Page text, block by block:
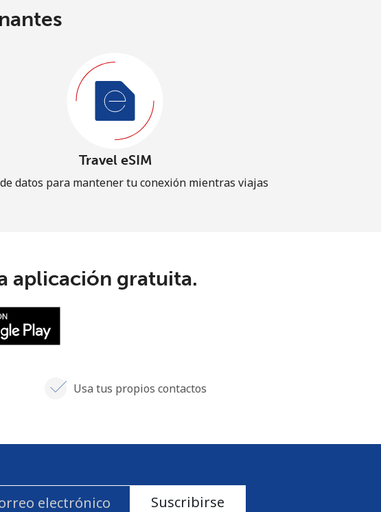
Travel eSIM
datos para mantener tu conexión mientras viajas
aplicación gratuita.
Usa tus propios contactos
Suscribirse